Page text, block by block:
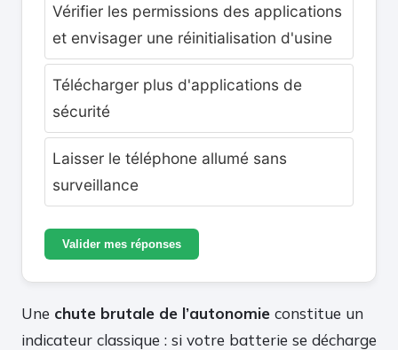
Vérifier les permissions des applications
et envisager une réinitialisation d'usine
Télécharger plus d'applications de
sécurité
Laisser le téléphone allumé sans
surveillance
Valider mes réponses
Une chute brutale de l’autonomie constitue un
indicateur classique : si votre batterie se décharge